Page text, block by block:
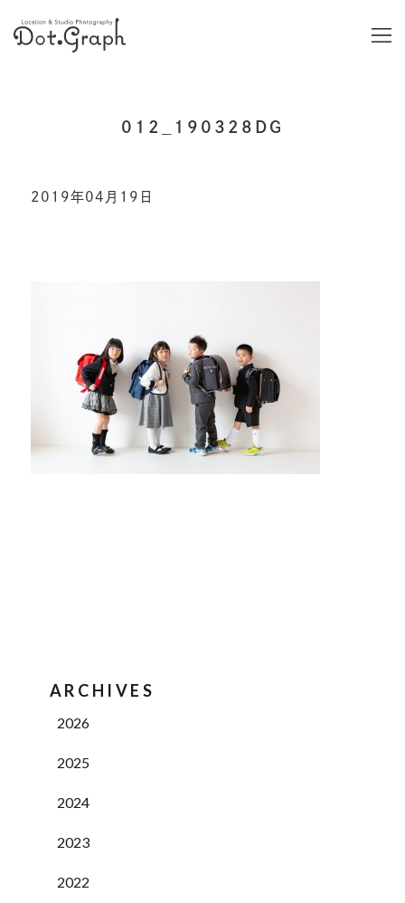
012_190328DG
2019年04月19日
ARCHIVES
2026
2025
2024
2023
2022